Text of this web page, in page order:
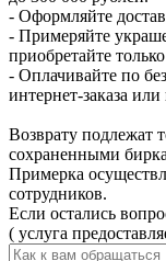
- Оформляйте
- Примеряйте
приобретайте
- Оплачивайте по
интернет-заказа
Возврату подлежат
сохраненными
Примерка
сотрудников.
Если остались
( услуга